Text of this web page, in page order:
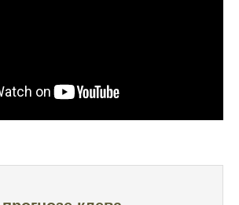
это всегда лотерея
точным, поймал много